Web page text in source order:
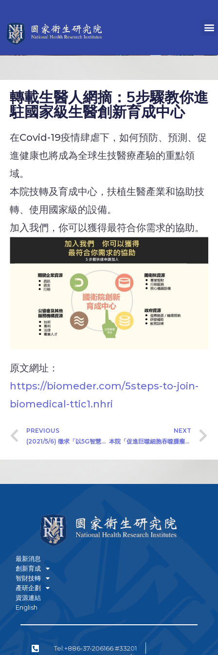
轉載生醫人網摘：5步驟教你進
駐國家級生醫創新育成中心
在Covid-19疫情肆虐下，如何預防、預測、促
進健康也將成為全球生技醫療產驗的重點領
域。
本院技轉及育成中心，扶植生醫產業和協助技
轉、使用國家級的設備。
加入我們，你可以獲得最符合你需求的協助。
原文網址：
https://biomeder.com/5steps-to-join-
biomedical-ttic1.nhri
PREVIOUS
(2021/5/6) 徵求「以5G智慧科技改善偏鄉醫療環境計畫」產學合作廠商
NEXT
本院「促進巨噬細胞吞噬腫瘤免疫療法之小分子應用開發」公開徵求產學合作廠商(2021/6/16)
最新消息
創新育成
智財技轉
產研企劃
資源連結
English
Tel:+886-37-206166 #33201